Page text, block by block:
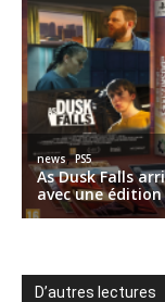
D’autres lectures